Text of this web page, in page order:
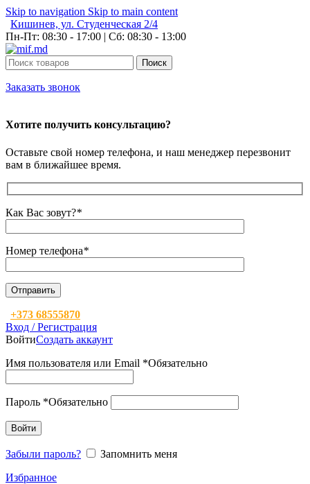
Skip to navigation Skip to main content
Кишинев, ул. Студенческая 2/4
Пн-Пт: 08:30 - 17:00 | Сб: 08:30 - 13:00
Поиск
Заказать звонок
Хотите получить консультацию?
Оставьте свой номер телефона, и наш менеджер перезвонит
вам в ближайшее время.
Как Вас зовут?*
Номер телефона*
+373 68555870
Вход / Регистрация
ВойтиСоздать аккаунт
Имя пользователя или Email *Обязательно
Пароль *Обязательно
Войти
Забыли пароль?
Запомнить меня
Избранное